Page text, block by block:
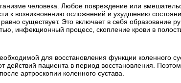
человека. Любое повреждение или
к возникновению осложнений и ухудшению
существует. Это включает в себя образование
инфекционный процесс, скопление крови в
для восстановления функции коленного
действий пациента в период восстановления.
артроскопии коленного сустава.